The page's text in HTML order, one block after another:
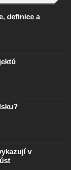
definice a
v